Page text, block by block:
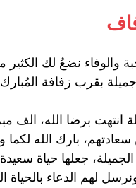
والوفاء نضعُ لك
جميلة بقرب زفافة
برضا الله، الف
بارك الله
جعلها حياة
لهم الدعاء